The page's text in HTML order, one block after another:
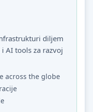
diljem
AI tools za razvoj
across the globe